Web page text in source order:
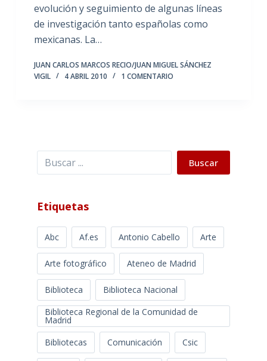
evolución y seguimiento de algunas líneas
de investigación tanto españolas como
mexicanas. La…
JUAN CARLOS MARCOS RECIO/JUAN MIGUEL SÁNCHEZ
VIGIL
4 ABRIL 2010 1 COMENTARIO
Buscar Buscar
Etiquetas
Abc Af.es Antonio Cabello Arte
Arte fotográfico Ateneo de Madrid
Biblioteca
Biblioteca Nacional
Biblioteca Regional de la Comunidad de
Madrid
Bibliotecas
Comunicación Csic